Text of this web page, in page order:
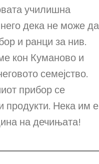
училишна
дека не може да
и ранци за нив.
кон Куманово и
семејство.
прибор се
продукти. Нека им е
на дечињата!